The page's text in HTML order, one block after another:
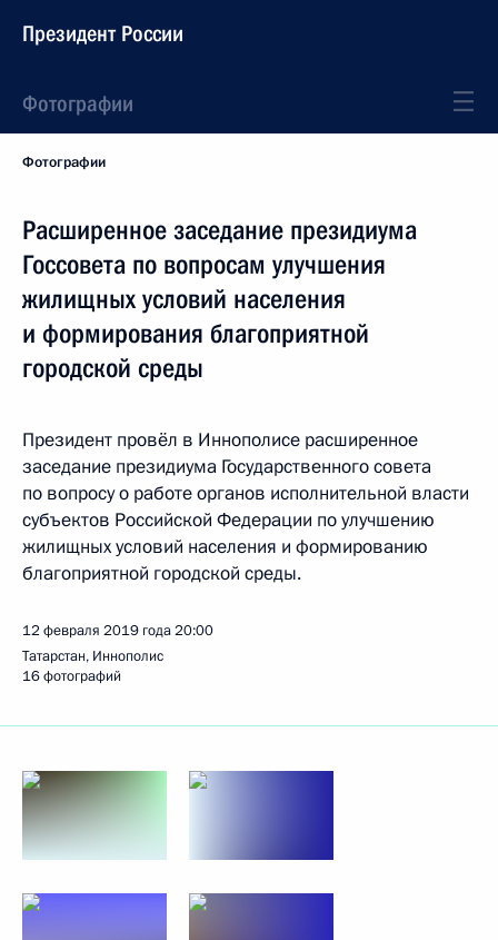
Президент России
Фотографии
Фотографии
Расширенное заседание президиума
Госсовета по вопросам улучшения
жилищных условий населения
и формирования благоприятной
городской среды
Президент провёл в Иннополисе расширенное
заседание президиума Государственного совета
по вопросу о работе органов исполнительной власти
субъектов Российской Федерации по улучшению
жилищных условий населения и формированию
благоприятной городской среды.
12 февраля 2019 года20:00
Татарстан, Иннополис
16 фотографий